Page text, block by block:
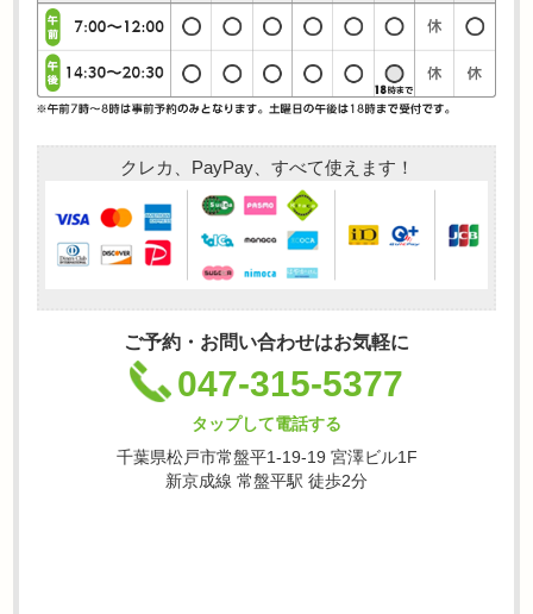
クレカ、PayPay、すべて使えます！
ご予約・お問い合わせはお気軽に
047-315-5377
タップして電話する
千葉県松戸市常盤平1-19-19 宮澤ビル1F
新京成線 常盤平駅 徒歩2分